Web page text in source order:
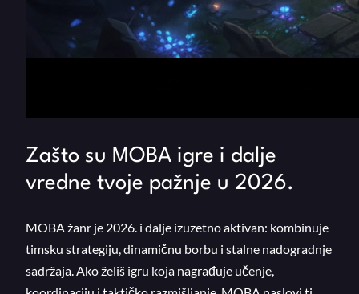
Zašto su MOBA igre i dalje
vredne tvoje pažnje u 2026.
MOBA žanr je 2026. i dalje izuzetno aktivan: kombinuje
timsku strategiju, dinamičnu borbu i stalne nadogradnje
sadržaja. Ako želiš igru koja nagrađuje učenje,